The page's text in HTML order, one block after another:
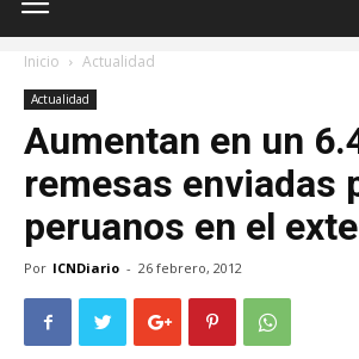
Inicio Actualidad
Actualidad
Aumentan en un
remesas enviadas
peruanos en el
Por ICNDiario - 26 febrero, 2012